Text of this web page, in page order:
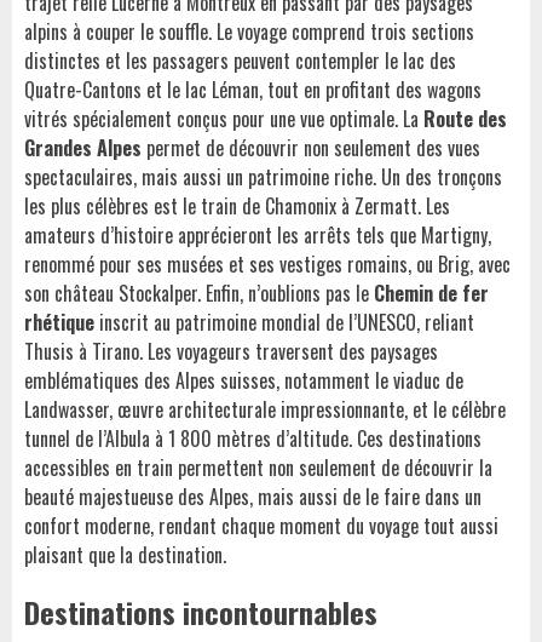
alpins à couper le souffle. Le voyage comprend trois sections
distinctes et les passagers peuvent contempler le lac des
Quatre-Cantons et le lac Léman, tout en profitant des wagons
vitrés spécialement conçus pour une vue optimale. La Route des
Grandes Alpes permet de découvrir non seulement des vues
spectaculaires, mais aussi un patrimoine riche. Un des tronçons
les plus célèbres est le train de Chamonix à Zermatt. Les
amateurs d’histoire apprécieront les arrêts tels que Martigny,
renommé pour ses musées et ses vestiges romains, ou Brig, avec
son château Stockalper. Enfin, n’oublions pas le Chemin de fer
rhétique inscrit au patrimoine mondial de l’UNESCO, reliant
Thusis à Tirano. Les voyageurs traversent des paysages
emblématiques des Alpes suisses, notamment le viaduc de
Landwasser, œuvre architecturale impressionnante, et le célèbre
tunnel de l’Albula à 1 800 mètres d’altitude. Ces destinations
accessibles en train permettent non seulement de découvrir la
beauté majestueuse des Alpes, mais aussi de le faire dans un
confort moderne, rendant chaque moment du voyage tout aussi
plaisant que la destination.
Destinations incontournables